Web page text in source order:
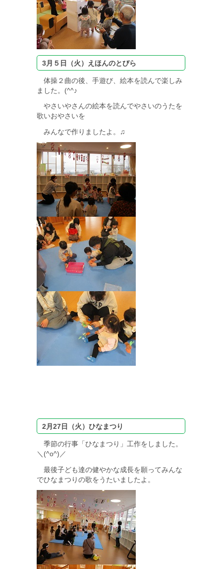
3月５日（火）えほんのとびら
体操２曲の後、手遊び、絵本を読んで楽しみ
ました。(^^♪
やさいやさんの絵本を読んでやさいのうたを
歌いおやさいを
みんなで作りましたよ。♫
2月27日（火）ひなまつり
季節の行事「ひなまつり」工作をしました。
＼(^o^)／
最後子ども達の健やかな成長を願ってみんな
でひなまつりの歌をうたいましたよ。